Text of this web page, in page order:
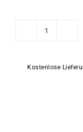
Herbelin
Square
Kostenlose